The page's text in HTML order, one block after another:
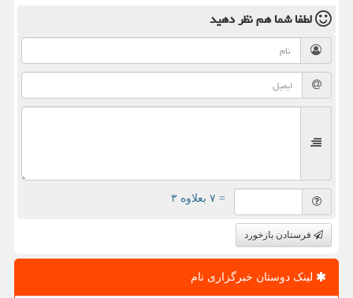
لطفا شما همنظر دهید
= ۷ بعلاوه ۳
فرستادن بازخورد
لینک دوستان خبرگزاری نام